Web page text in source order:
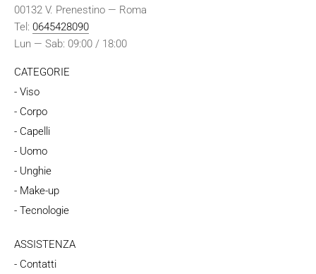
00132 V. Prenestino — Roma
Tel: 0645428090
Lun — Sab: 09:00 / 18:00
CATEGORIE
- Viso
- Corpo
- Capelli
- Uomo
- Unghie
- Make-up
- Tecnologie
ASSISTENZA
- Contatti